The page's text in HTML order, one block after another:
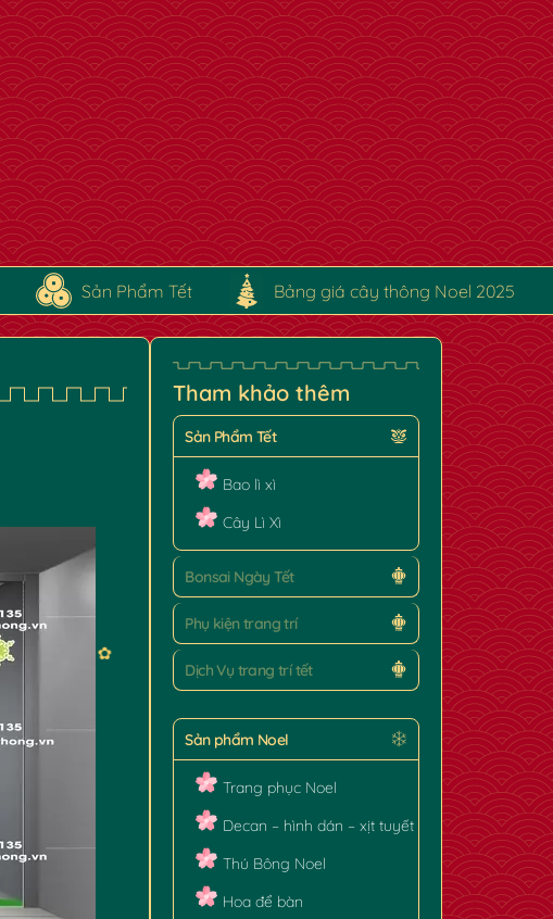
Sản Phẩm Tết Bảng giá cây thông Noel 2025
Tham khảo thêm
Sản Phẩm Tết
Bao lì xì
Cây Lì Xì
Bonsai Ngày Tết
Phụ kiện trang trí
Dịch Vụ trang trí tết
Sản phẩm Noel
Trang phục Noel
Decan – hình dán – xịt tuyết
Thú Bông Noel
Hoa để bàn
✿